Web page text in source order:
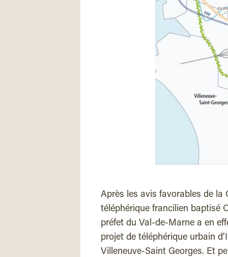
Après les avis favorables de la
téléphérique francilien baptisé
préfet du Val-de-Marne a en
projet de téléphérique urbain
Villeneuve-Saint Georges. Et